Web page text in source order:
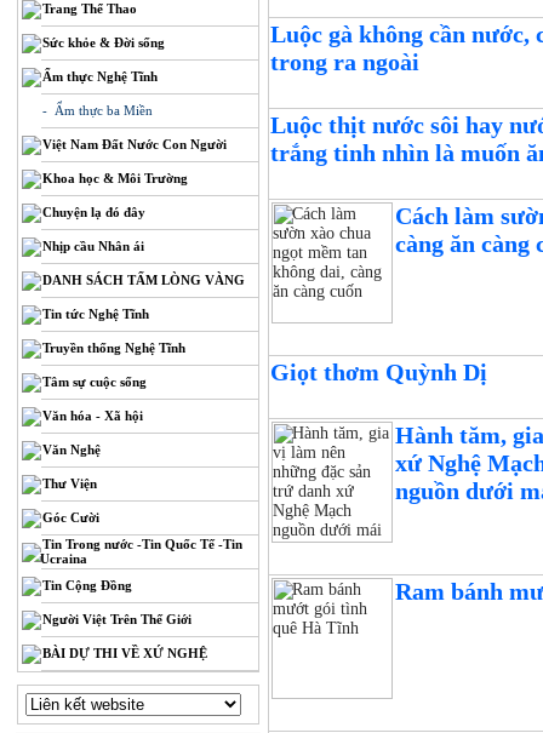
Trang Thể Thao
Sức khỏe & Đời sống
Ẩm thực Nghệ Tĩnh
- Ẩm thực ba Miền
Việt Nam Đất Nước Con Người
Khoa học & Môi Trường
Chuyện lạ đó đây
Nhịp cầu Nhân ái
DANH SÁCH TẤM LÒNG VÀNG
Tin tức Nghệ Tĩnh
Truyền thống Nghệ Tĩnh
Tâm sự cuộc sống
Văn hóa - Xã hội
Văn Nghệ
Thư Viện
Góc Cười
Tin Trong nước -Tin Quốc Tế -Tin
Ucraina
Tin Cộng Đồng
Người Việt Trên Thế Giới
BÀI DỰ THI VỀ XỨ NGHỆ
Luộc gà không cần nước,
trong ra ngoài
Luộc thịt nước sôi hay
trắng tinh nhìn là muốn
Cách làm
càng ăn càng
Giọt thơm Quỳnh Dị
Hành tăm,
xứ Nghệ
nguồn dưới
Ram bánh